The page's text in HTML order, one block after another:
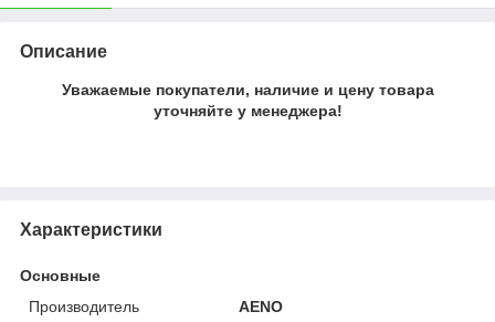
Описание
Уважаемые покупатели, наличие и цену товара
уточняйте у менеджера!
Характеристики
Основные
Производитель
AENO